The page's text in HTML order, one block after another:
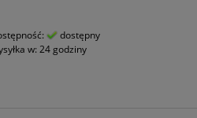
dostępny
w: 24 godziny